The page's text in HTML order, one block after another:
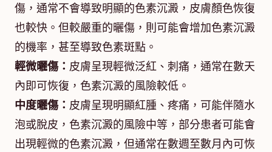
傷，通常不會導致明顯的色素沉澱，皮膚顏色恢復
也較快。但較嚴重的曬傷，則可能會增加色素沉澱
的機率，甚至導致色素斑點。
輕微曬傷： 皮膚呈現輕微泛紅、刺痛，通常在數天
內即可恢復，色素沉澱的風險較低。
中度曬傷： 皮膚呈現明顯紅腫、疼痛，可能伴隨水
泡或脫皮，色素沉澱的風險中等，部分患者可能會
出現輕微的色素沉澱，但通常在數週至數月內可恢